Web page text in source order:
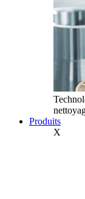
Produits
X